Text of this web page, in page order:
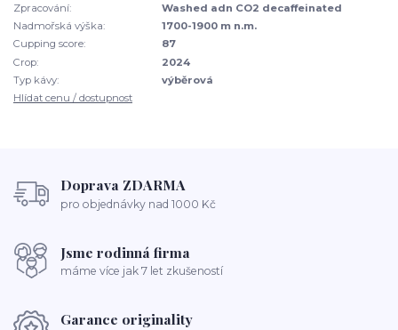
Zpracování:
Washed adn CO2 decaffeinated
Nadmořská výška:
1700-1900 m n.m.
Cupping score:
87
Crop:
2024
Typ kávy:
výběrová
Hlídat cenu / dostupnost
Doprava ZDARMA
pro objednávky nad 1000 Kč
Jsme rodinná firma
máme více jak 7 let zkušeností
Garance originality